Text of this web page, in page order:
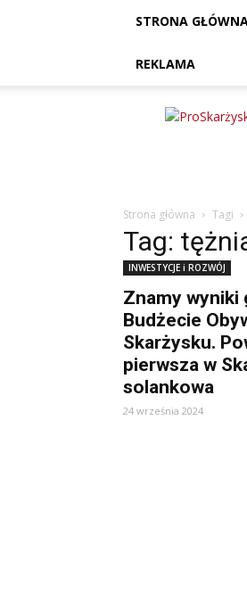
STRONA
REKLAMA
ProSkarżysko
Strona główna Tagi
Tag:
INWESTYCJE i ROZWÓJ
Znamy wyniki
Budżecie
Skarżysku.
pierwsza w
solankowa
24 września 2024